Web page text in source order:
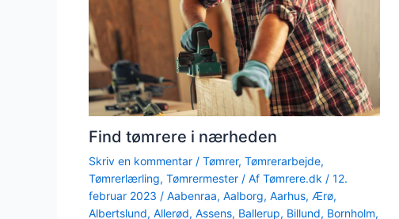
Find tømrere i nærheden
Skriv en kommentar / Tømrer, Tømrerarbejde,
Tømrerlærling, Tømrermester / Af Tømrere.dk / 12.
februar 2023 / Aabenraa, Aalborg, Aarhus, Ærø,
Albertslund, Allerød, Assens, Ballerup, Billund, Bornholm,